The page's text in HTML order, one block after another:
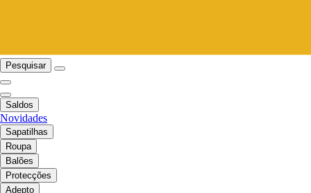
Pesquisar
Saldos
Novidades
Sapatilhas
Roupa
Balões
Protecções
Adepto